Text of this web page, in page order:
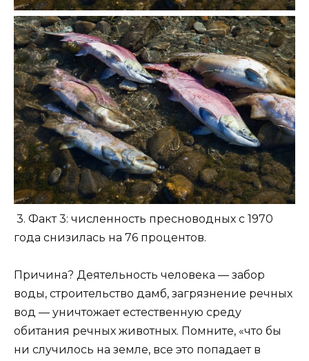
3. Факт 3: численность пресноводных с 1970
года снизилась на 76 процентов.
Причина? Деятельность человека — забор
воды, строительство дамб, загрязнение речных
вод — уничтожает естественную среду
обитания речных животных. Помните, «что бы
ни случилось на земле, все это попадает в